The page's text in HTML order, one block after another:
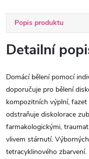
Popis produktu
Detailní
Domácí bělení pomocí
doporučuje pro bělení
kompozitních výplní,
odstraňuje diskolorace
farmakologickými,
vlivem stárnutí.
tetracyklinového